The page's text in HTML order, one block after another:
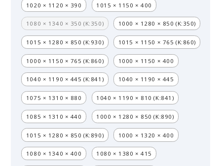
1020 × 1120 × 390 1015 × 1150 × 400
1080 × 1340 × 350 (K:350) 1000 × 1280 × 850 (K:350)
1015 × 1280 × 850 (K:930) 1015 × 1150 × 765 (K:860)
1000 × 1150 × 765 (K:860) 1000 × 1150 × 400
1040 × 1190 × 445 (K:841) 1040 × 1190 × 445
1075 × 1310 × 880 1040 × 1190 × 810 (K:841)
1085 × 1310 × 440 1000 × 1280 × 850 (K:890)
1015 × 1280 × 850 (K:890) 1000 × 1320 × 400
1080 × 1340 × 400 1080 × 1380 × 415